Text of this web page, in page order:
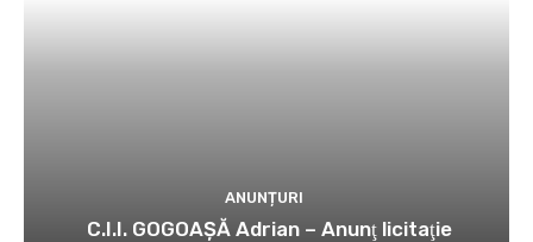
ANUNȚURI
C.I.I. GOGOAŞĂ Adrian – Anunţ licitaţie